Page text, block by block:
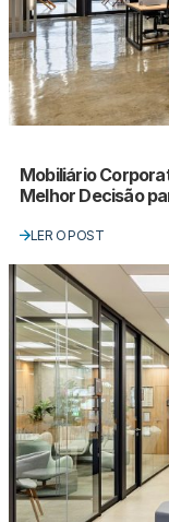
Mobiliário
Melhor Decisão
LER O POST